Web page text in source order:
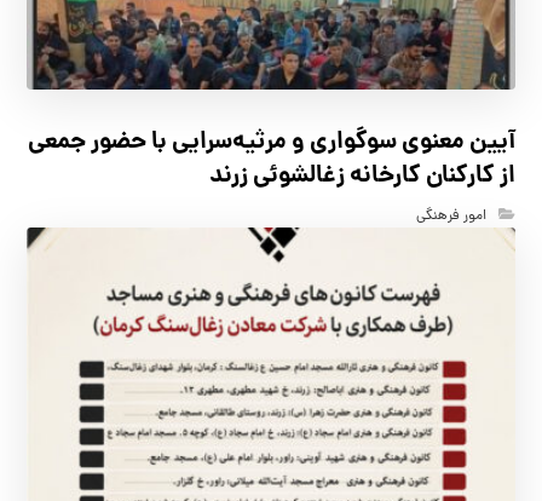
آیین معنوی سوگواری و مرثیه‌سرایی با حضور جمعی
از کارکنان كارخانه زغالشوئي زرند
امور فرهنگی